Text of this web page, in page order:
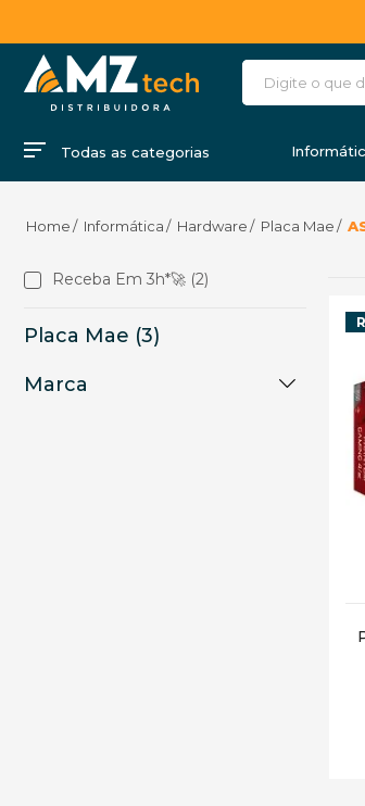
Todas as categorias
Informática Hardware Placa Mae
Receba Em 3h*🚀 (2)
Placa Mae (3)
Marca